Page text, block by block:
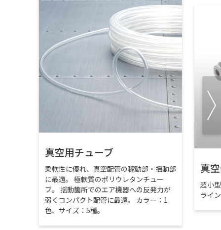
真空用チューブ
柔軟性に優れ、真空配管の稼動部・揺動部
に最適。 極軟質のポリウレタンチュー
ブ。 揺動箇所でのエア機器への反発力が
弱くコンパクト配管に最適。 カラー：1
色、サイズ：5種。
真
超小
ライ